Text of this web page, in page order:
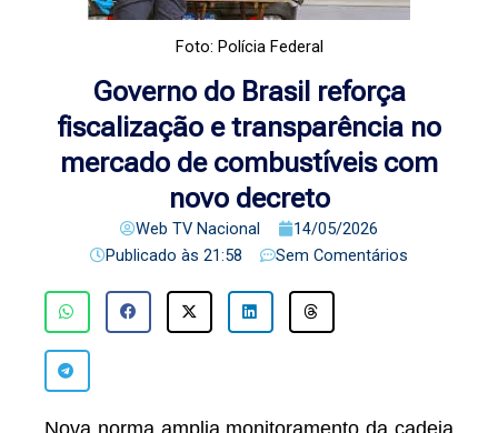
Foto: Polícia Federal
Governo do Brasil reforça
fiscalização e transparência no
mercado de combustíveis com
novo decreto
Web TV Nacional
14/05/2026
Publicado às 21:58 Sem Comentários